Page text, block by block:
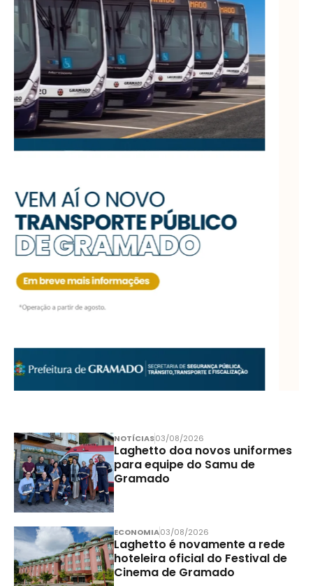
NOTÍCIAS03/08/2026
Laghetto doa novos uniformes
para equipe do Samu de
Gramado
ECONOMIA03/08/2026
Laghetto é novamente a rede
hoteleira oficial do Festival de
Cinema de Gramado